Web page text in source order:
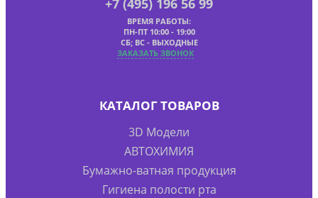
ВРЕМЯ РАБОТЫ:
ПН-ПТ 10:00 - 19:00
СБ; ВС - ВЫХОДНЫЕ
ЗАКАЗАТЬ ЗВОНОК
КАТАЛОГ ТОВАРОВ
3D Модели
АВТОХИМИЯ
Бумажно-ватная продукция
Гигиена полости рта